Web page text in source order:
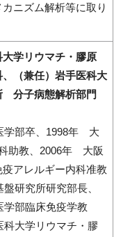
ニズム解析等に取り
学リウマチ・膠原
（兼任）岩手医科大
分子病態解析部門
学部卒、1998年 大
助教、2006年 大阪
アレルギー内科准教
研究所研究部長、
部臨床免疫学教
大学リウマチ・膠